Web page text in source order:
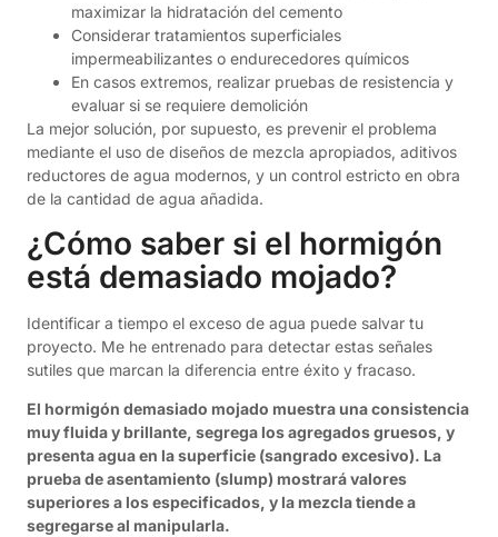
maximizar la hidratación del cemento
Considerar tratamientos superficiales
impermeabilizantes o endurecedores químicos
En casos extremos, realizar pruebas de resistencia y
evaluar si se requiere demolición
La mejor solución, por supuesto, es prevenir el problema
mediante el uso de diseños de mezcla apropiados, aditivos
reductores de agua modernos, y un control estricto en obra
de la cantidad de agua añadida.
¿Cómo saber si el hormigón
está demasiado mojado?
Identificar a tiempo el exceso de agua puede salvar tu
proyecto. Me he entrenado para detectar estas señales
sutiles que marcan la diferencia entre éxito y fracaso.
El hormigón demasiado mojado muestra una consistencia
muy fluida y brillante, segrega los agregados gruesos, y
presenta agua en la superficie (sangrado excesivo). La
prueba de asentamiento (slump) mostrará valores
superiores a los especificados, y la mezcla tiende a
segregarse al manipularla.